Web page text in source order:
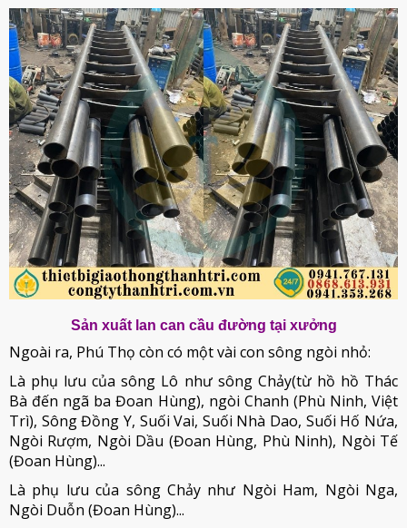
Sản xuất lan can cầu đường tại xưởng
Ngoài ra, Phú Thọ còn có một vài con sông ngòi nhỏ:
Là phụ lưu của sông Lô như sông Chảy(từ hồ hồ Thác
Bà đến ngã ba Đoan Hùng), ngòi Chanh (Phù Ninh, Việt
Trì), Sông Đồng Y, Suối Vai, Suối Nhà Dao, Suối Hố Nứa,
Ngòi Rượm, Ngòi Dầu (Đoan Hùng, Phù Ninh), Ngòi Tế
(Đoan Hùng)...
Là phụ lưu của sông Chảy như Ngòi Ham, Ngòi Nga,
Ngòi Duỗn (Đoan Hùng)...